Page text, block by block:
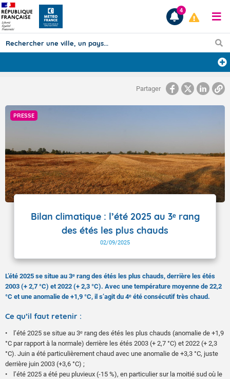
Prévisions
TOUS LES RÉSULTATS
4
Partager
PRESSE
Bilan climatique : l’été 2025 au 3ᵉ rang
des étés les plus chauds
02/09/2025
L’été 2025 se situe au 3ᵉ rang des étés les plus chauds, derrière les étés
2003 (+ 2,7 °C) et 2022 (+ 2,3 °C). Avec une température moyenne de 22,2
°C et une anomalie de +1,9 °C, il s’agit du 4ᵉ été consécutif très chaud.
Ce qu’il faut retenir :
• l’été 2025 se situe au 3ᵉ rang des étés les plus chauds (anomalie de +1,9
°C par rapport à la normale) derrière les étés 2003 (+ 2,7 °C) et 2022 (+ 2,3
°C). Juin a été particulièrement chaud avec une anomalie de +3,3 °C, juste
derrière juin 2003 (+3,6 °C) ;
• l’été 2025 a été peu pluvieux (-15 %), en particulier sur la moitié sud où le